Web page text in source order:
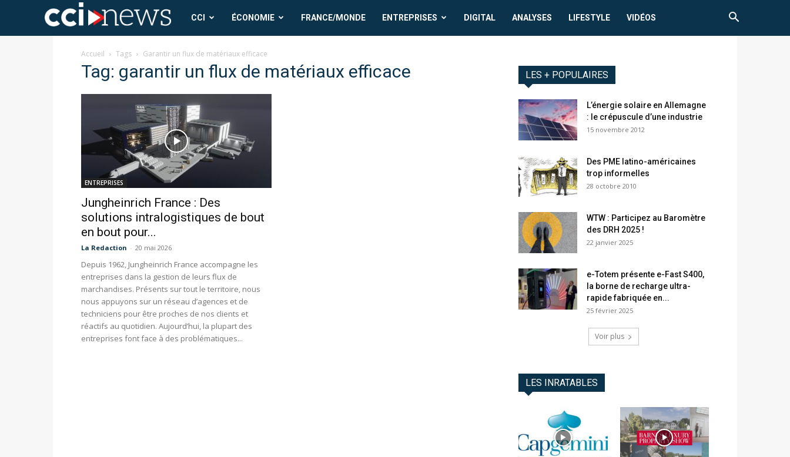
CCI
News
CCI ÉCONOMIE FRANCE/MONDE ENTREPRISES DIGITAL ANALYSES LIFESTYLE VIDÉOS
Accueil Tags Garantir un flux de matériaux efficace
Tag: garantir un flux de matériaux efficace
ENTREPRISES
Jungheinrich France : Des
solutions intralogistiques de bout
en bout pour...
La Redaction - 20 mai 2026
Depuis 1962, Jungheinrich France accompagne les
entreprises dans la gestion de leurs flux de
marchandises. Présents sur tout le territoire, nous
nous appuyons sur un réseau d’agences et de
techniciens pour être proches de nos clients et
réactifs au quotidien. Aujourd’hui, la plupart des
entreprises font face à des problématiques...
LES + POPULAIRES
L’énergie solaire en Allemagne
: le crépuscule d’une industrie
15 novembre 2012
Des PME latino-américaines
trop informelles
28 octobre 2010
WTW : Participez au Baromètre
des DRH 2025 !
22 janvier 2025
e-Totem présente e-Fast S400,
la borne de recharge ultra-
rapide fabriquée en...
25 février 2025
Voir plus
LES INRATABLES